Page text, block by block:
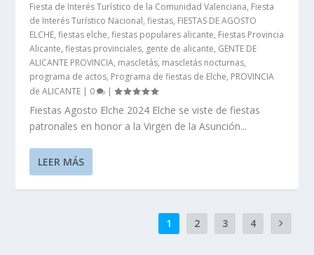
Fiesta de Interés Turístico de la Comunidad Valenciana, Fiesta
de Interés Turístico Nacional,fiestas, FIESTAS DE AGOSTO
ELCHE,fiestas elche,fiestas populares alicante, Fiestas Provincia
Alicante,fiestas provinciales, gente de alicante, GENTE DE
ALICANTE PROVINCIA, mascletás, mascletás nocturnas,
programa de actos, Programa de fiestas de Elche, PROVINCIA
de ALICANTE | 0 |
Fiestas Agosto Elche 2024 Elche se viste de fiestas
patronales en honor a la Virgen de la Asunción...
LEER MÁS
1 2 3 4